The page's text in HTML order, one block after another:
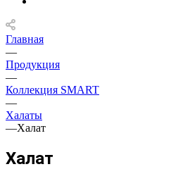
Главная
—
Продукция
—
Коллекция SMART
—
Халаты
—Халат
Халат